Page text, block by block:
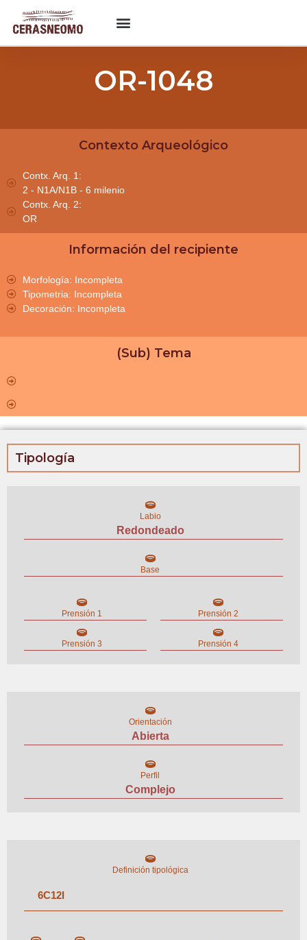
OR-1048
Contexto Arqueológico
Contx. Arq. 1:
2 - N1A/N1B - 6 milenio
Contx. Arq. 2:
OR
Información del recipiente
Morfología: Incompleta
Tipometria: Incompleta
Decoración: Incompleta
(Sub) Tema
Tipología
Labio
Redondeado
Base
Prensión 1 Prensión 2
Prensión 3 Prensión 4
Orientación
Abierta
Perfil
Complejo
Definición tipológica
6C12I